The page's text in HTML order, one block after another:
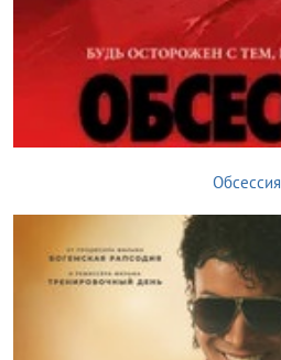
Обсессия